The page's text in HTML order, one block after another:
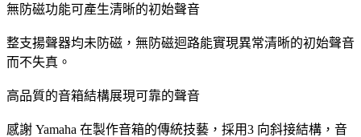
無防磁功能可產生清晰的初始聲音
整支揚聲器均未防磁，無防磁迴路能實現異常清晰的初始聲音
而不失真。
高品質的音箱結構展現可靠的聲音
感謝 Yamaha 在製作音箱的傳統技藝，採用3 向斜接結構，音